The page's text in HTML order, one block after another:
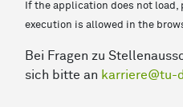
If the application does not
execution is allowed in the
Bei Fragen zu
sich bitte an karriere@tu-